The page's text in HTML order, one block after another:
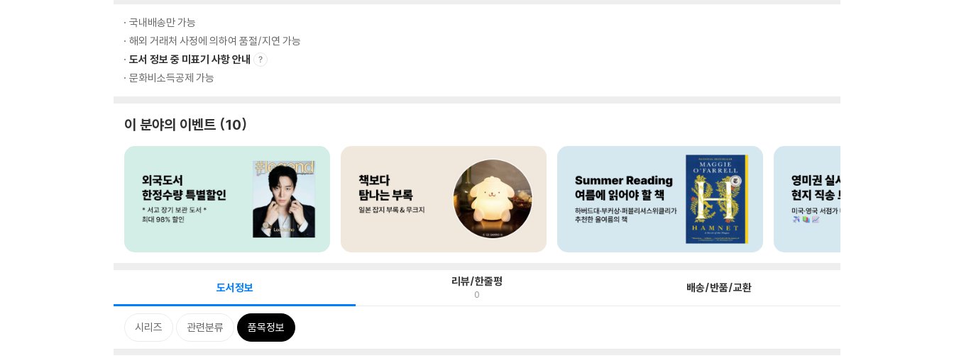
국내배송만 가능
해외 거래처 사정에 의하여 품절/지연 가능
도서 정보 중 미표기 사항 안내
문화비소득공제 가능
이 분야의 이벤트 10
도서정보 리뷰/한줄평
0 배송/반품/교환
시리즈 관련분류 품목정보